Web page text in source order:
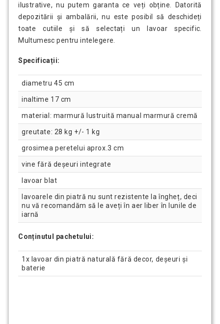
ilustrative, nu putem garanta ce veți obține. Datorită
depozitării și ambalării, nu este posibil să deschideți
toate cutiile și să selectați un lavoar specific.
Multumesc pentru intelegere.
Specificații:
diametru 45 cm
inaltime 17 cm
material: marmură lustruită manual marmură cremă
greutate: 28 kg +/- 1 kg
grosimea peretelui aprox.3 cm
vine fără deșeuri integrate
lavoar blat
lavoarele din piatră nu sunt rezistente la îngheț, deci
nu vă recomandăm să le aveți în aer liber în lunile de
iarnă
Conținutul pachetului:
1x lavoar din piatră naturală fără decor, deșeuri și
baterie